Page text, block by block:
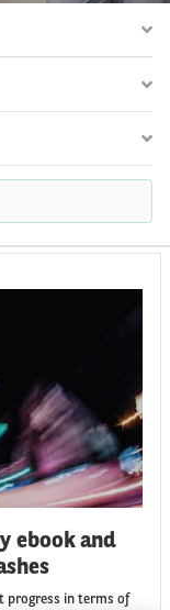
ebook and
progress in terms of